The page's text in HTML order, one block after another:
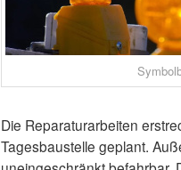
Die Reparaturarbeiten
Tagesbaustelle geplant.